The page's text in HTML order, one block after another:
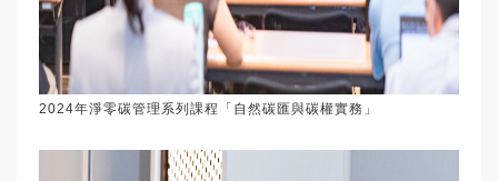
2024年淨零碳管理系列課程「自然碳匯與碳權實務」